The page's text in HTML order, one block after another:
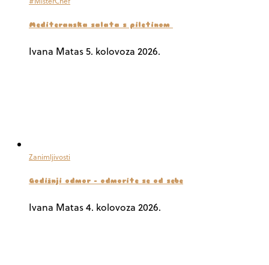
Mediteranska salata s piletinom
Ivana Matas5. kolovoza 2026.
Zanimljivosti
Godišnji odmor – odmorite se od sebe
Ivana Matas4. kolovoza 2026.